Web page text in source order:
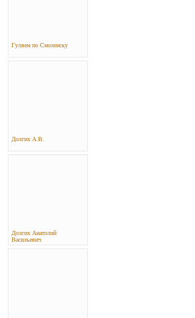
Гуляем по Смоленску
Долгих А.В.
Долгих Анатолий
Васильевич